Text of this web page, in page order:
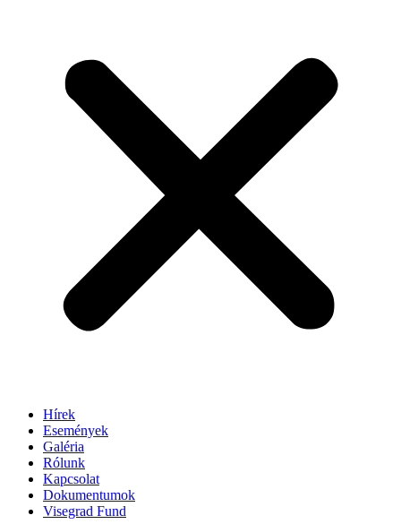
Hírek
Események
Galéria
Rólunk
Kapcsolat
Dokumentumok
Visegrad Fund